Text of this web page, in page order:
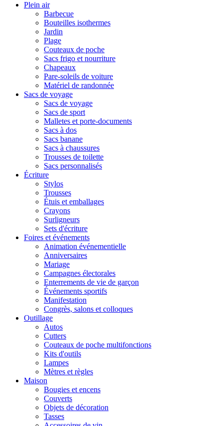
Plein air
Barbecue
Bouteilles isothermes
Jardin
Plage
Couteaux de poche
Sacs frigo et nourriture
Chapeaux
Pare-soleils de voiture
Matériel de randonnée
Sacs de voyage
Sacs de voyage
Sacs de sport
Malletes et porte-documents
Sacs à dos
Sacs banane
Sacs à chaussures
Trousses de toilette
Sacs personnalisés
Écriture
Stylos
Trousses
Étuis et emballages
Crayons
Surligneurs
Sets d'écriture
Foires et événements
Animation événementielle
Anniversaires
Mariage
Campagnes électorales
Enterrements de vie de garçon
Événements sportifs
Manifestation
Congrès, salons et colloques
Outillage
Autos
Cutters
Couteaux de poche multifonctions
Kits d'outils
Lampes
Mètres et règles
Maison
Bougies et encens
Couverts
Objets de décoration
Tasses